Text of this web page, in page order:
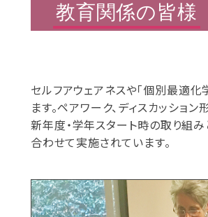
教育関係の皆様
セルフアウェアネスや「個別最適
ます。ペアワーク、ディスカッショ
新年度・学年スタート時の取り組
合わせて実施されています。